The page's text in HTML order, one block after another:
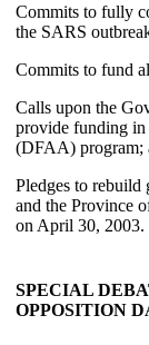
Commits to fully
the SARS
Commits to fund
Calls upon the
provide funding in
(DFAA) program;
Pledges to
and the Province
on April 30, 2003.
SPECIAL
OPPOSITION